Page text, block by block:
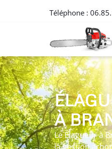
Téléphone :
À
Le Élagueur à
la gestion